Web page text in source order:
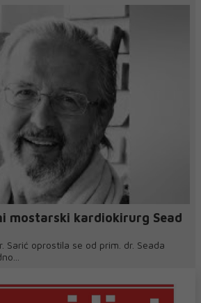
mostarski kardiokirurg Sead
Sarić oprostila se od prim. dr. Seada